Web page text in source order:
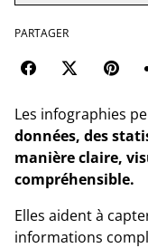
PARTAGER
Les infographies
données, des
manière claire,
compréhensible.
Elles aident à
informations